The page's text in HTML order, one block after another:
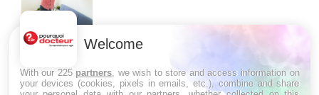
Drépanocytose : une déformation des
globules rouges aux conséquences
Welcome
With our 225 partners , we wish to store and access information on
your devices (cookies, pixels in emails, etc.), combine and share